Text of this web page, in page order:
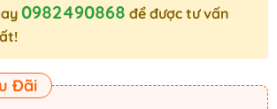
0982490868 để được tư vấn
Đãi